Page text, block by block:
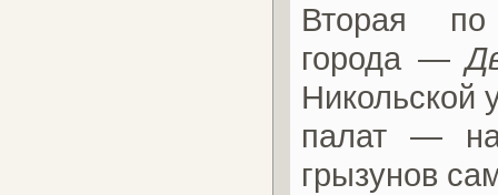
Вторая по
города —
палат —
грызунов